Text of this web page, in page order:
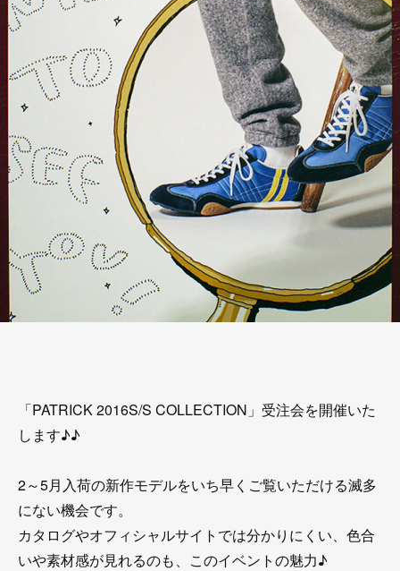
「PATRICK 2016S/S COLLECTION」受注会を開催いた
します♪♪
2～5月入荷の新作モデルをいち早くご覧いただける滅多
にない機会です。
カタログやオフィシャルサイトでは分かりにくい、色合
いや素材感が見れるのも、このイベントの魅力♪